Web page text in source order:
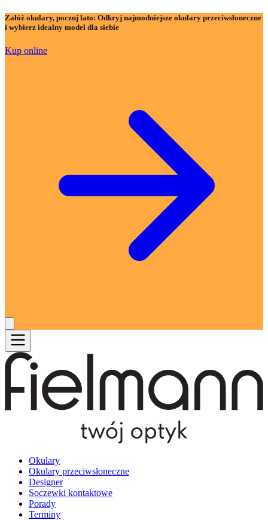
Załóż okulary, poczuj lato: Odkryj najmodniejsze okulary przeciwsłoneczne
i wybierz idealny model dla siebie
Kup online
Okulary
Okulary przeciwsłoneczne
Designer
Soczewki kontaktowe
Porady
Terminy